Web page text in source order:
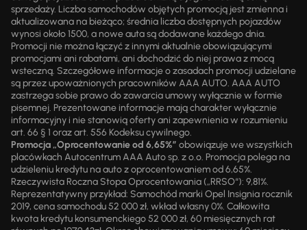
sprzedaży. Liczba samochodów objętych promocją jest zmienna i
aktualizowana na bieżąco; średnia liczba dostępnych pojazdów
wynosi około 1500, a nowe auta są dodawane każdego dnia.
Promocji nie można łączyć z innymi aktualnie obowiązującymi
promocjami ani rabatami, ani dochodzić do niej prawa z mocą
wsteczną. Szczegółowe informacje o zasadach promocji udzielane
są przez upoważnionych pracowników AAA AUTO. AAA AUTO
zastrzega sobie prawo do zawarcia umowy wyłącznie w formie
pisemnej. Prezentowane informacje mają charakter wyłącznie
informacyjny i nie stanowią oferty ani zapewnienia w rozumieniu
art. 66 § 1 oraz art. 556 Kodeksu cywilnego.
Promocja „Oprocentowanie od 6,65%” obowiązuje we wszystkich
placówkach Autocentrum AAA Auto sp. z o.o. Promocja polega na
udzieleniu kredytu na auto z oprocentowaniem od 6,65%.
Rzeczywista Roczna Stopa Oprocentowania („RRSO“): 9,81%.
Reprezentatywny przykład: Samochód marki Opel Insignia rocznik
2019, cena samochodu 52 000 zł, wkład własny 0%. Całkowita
kwota kredytu konsumenckiego 52 000 zł, 60 miesięcznych rat